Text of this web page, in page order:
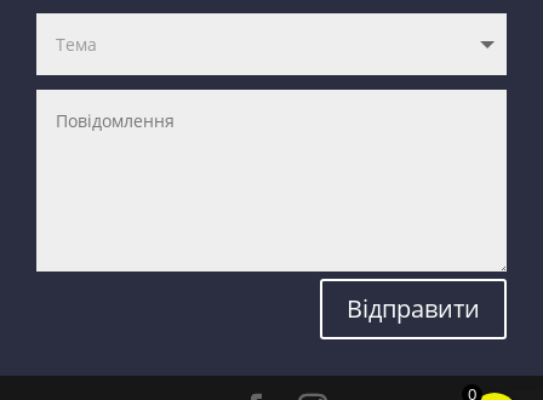
Відправити
0